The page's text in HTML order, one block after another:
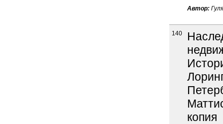
Автор:
140
копия